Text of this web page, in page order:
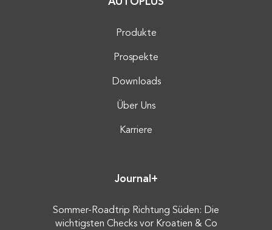
AUTOPLUS
Produkte
Prospekte
Downloads
Über Uns
Karriere
Journal+
Sommer-Roadtrip Richtung Süden: Die
wichtigsten Checks vor Kroatien & Co